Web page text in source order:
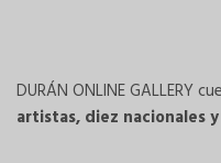
DURÁN ONLINE GALLERY
artistas, diez nacionales